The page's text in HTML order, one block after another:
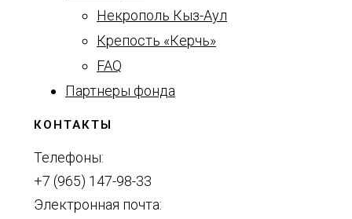
Некрополь Кыз-Аул
Крепость «Керчь»
FAQ
Партнеры фонда
КОНТАКТЫ
Телефоны:
+7 (965) 147-98-33
Электронная почта: